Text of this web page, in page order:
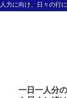
に向け、日々の行
一日一人分